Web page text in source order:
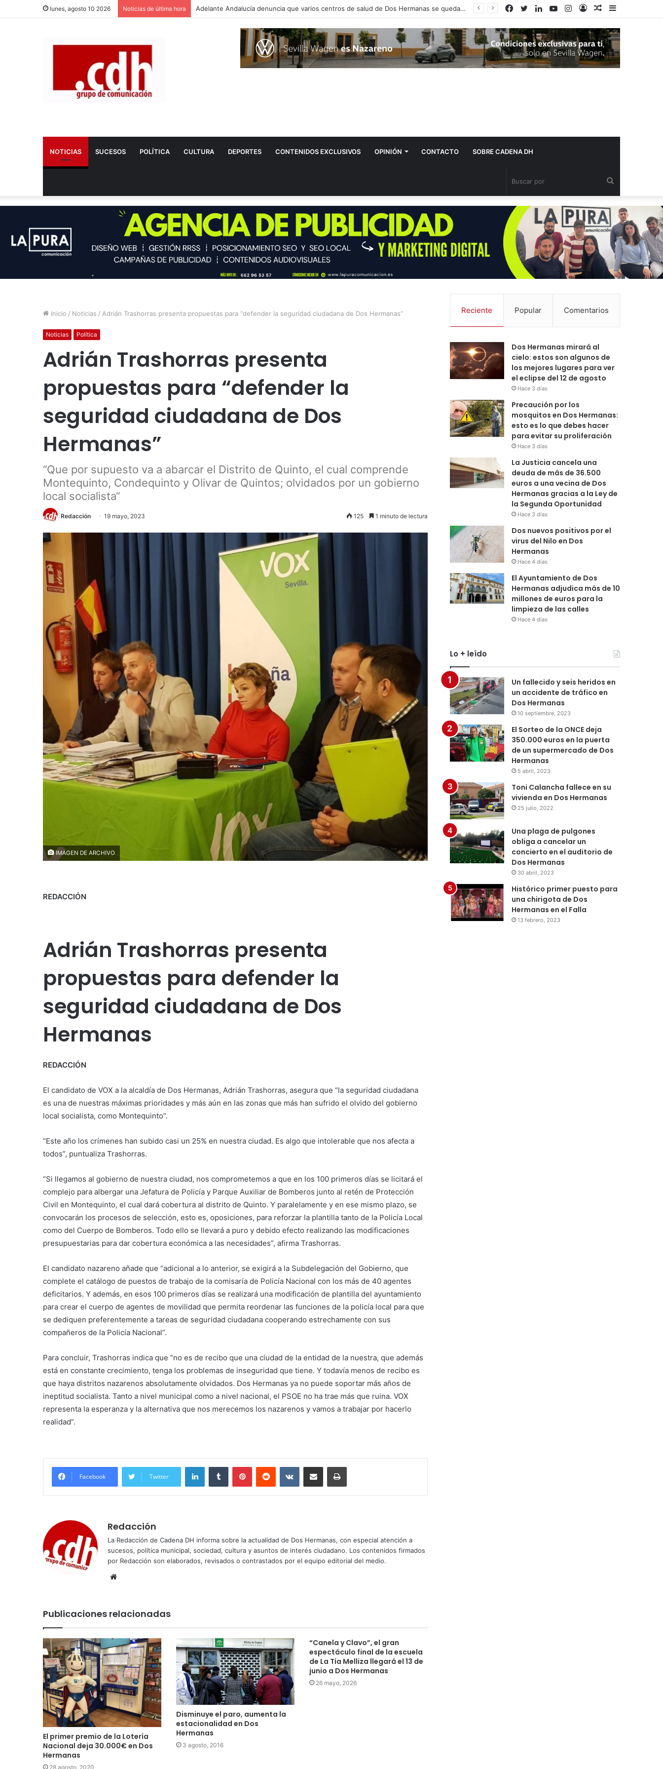
lunes, agosto 10 2026 Noticias de última hora Adelante Andalucía denuncia que varios centros de salud de Dos Hermanas se quedan sin pediatra en pleno mes de agosto
Barra
Publicación
azar
Acceso
Instagram
YouTube
LinkedIn
Twitter
Facebook
NOTICIAS SUCESOS POLÍTICA CULTURA DEPORTES CONTENIDOS EXCLUSIVOS OPINIÓN CONTACTO SOBRE CADENA DH
por
Inicio / Noticias / Adrián Trashorras presenta propuestas para “defender la seguridad ciudadana de Dos Hermanas”
Noticias Política
Adrián Trashorras presenta
propuestas para “defender la
seguridad ciudadana de Dos
Hermanas”
“Que por supuesto va a abarcar el Distrito de Quinto, el cual comprende
Montequinto, Condequinto y Olivar de Quintos; olvidados por un gobierno
local socialista“
Redacción 19 mayo, 2023 125 1 minuto de lectura
IMAGEN DE ARCHIVO
REDACCIÓN
Adrián Trashorras presenta
propuestas para defender la
seguridad ciudadana de Dos
Hermanas
REDACCIÓN
El candidato de VOX a la alcaldía de Dos Hermanas, Adrián Trashorras, asegura que “la seguridad ciudadana
es una de nuestras máximas prioridades y más aún en las zonas que más han sufrido el olvido del gobierno
local socialista, como Montequinto”.
“Este año los crímenes han subido casi un 25% en nuestra ciudad. Es algo que intolerable que nos afecta a
todos”, puntualiza Trashorras.
“Si llegamos al gobierno de nuestra ciudad, nos comprometemos a que en los 100 primeros días se licitará el
complejo para albergar una Jefatura de Policía y Parque Auxiliar de Bomberos junto al retén de Protección
Civil en Montequinto, el cual dará cobertura al distrito de Quinto. Y paralelamente y en ese mismo plazo, se
convocarán los procesos de selección, esto es, oposiciones, para reforzar la plantilla tanto de la Policía Local
como del Cuerpo de Bomberos. Todo ello se llevará a puro y debido efecto realizando las modificaciones
presupuestarias para dar cobertura económica a las necesidades”, afirma Trashorras.
El candidato nazareno añade que “adicional a lo anterior, se exigirá a la Subdelegación del Gobierno, que
complete el catálogo de puestos de trabajo de la comisaría de Policía Nacional con los más de 40 agentes
deficitarios. Y además, en esos 100 primeros días se realizará una modificación de plantilla del ayuntamiento
para crear el cuerpo de agentes de movilidad que permita reordenar las funciones de la policía local para que
se dediquen preferentemente a tareas de seguridad ciudadana cooperando estrechamente con sus
compañeros de la Policía Nacional”.
Para concluir, Trashorras indica que “no es de recibo que una ciudad de la entidad de la nuestra, que además
está en constante crecimiento, tenga los problemas de inseguridad que tiene. Y todavía menos de recibo es
que haya distritos nazarenos absolutamente olvidados. Dos Hermanas ya no puede soportar más años de
ineptitud socialista. Tanto a nivel municipal como a nivel nacional, el PSOE no ha trae más que ruina. VOX
representa la esperanza y la alternativa que nos merecemos los nazarenos y vamos a trabajar por hacerlo
realidad”.
Facebook Twitter
LinkedInTumblr PinterestReddit VKontakteCompartir por correo electrónicoImprimir
Redacción
La Redacción de Cadena DH informa sobre la actualidad de Dos Hermanas, con especial atención a
sucesos, política municipal, sociedad, cultura y asuntos de interés ciudadano. Los contenidos firmados
por Redacción son elaborados, revisados o contrastados por el equipo editorial del medio.
Sitio
Publicaciones relacionadas
El primer premio de la Lotería
Nacional deja 30.000€ en Dos
Hermanas
28 agosto, 2020
Disminuye el paro, aumenta la
estacionalidad en Dos
Hermanas
3 agosto, 2016
“Canela y Clavo”, el gran
espectáculo final de la escuela
de La Tía Melliza llegará el 13 de
junio a Dos Hermanas
26 mayo, 2026
Reciente Popular Comentarios
Dos Hermanas mirará al
cielo: estos son algunos de
los mejores lugares para ver
el eclipse del 12 de agosto
Hace 3 días
Precaución por los
mosquitos en Dos Hermanas:
esto es lo que debes hacer
para evitar su proliferación
Hace 3 días
La Justicia cancela una
deuda de más de 36.500
euros a una vecina de Dos
Hermanas gracias a la Ley de
la Segunda Oportunidad
Hace 3 días
Dos nuevos positivos por el
virus del Nilo en Dos
Hermanas
Hace 4 días
El Ayuntamiento de Dos
Hermanas adjudica más de 10
millones de euros para la
limpieza de las calles
Hace 4 días
Lo + leído
Un fallecido y seis heridos en
un accidente de tráfico en
Dos Hermanas
10 septiembre, 2023
El Sorteo de la ONCE deja
350.000 euros en la puerta
de un supermercado de Dos
Hermanas
5 abril, 2023
Toni Calancha fallece en su
vivienda en Dos Hermanas
25 julio, 2022
Una plaga de pulgones
obliga a cancelar un
concierto en el auditorio de
Dos Hermanas
30 abril, 2023
Histórico primer puesto para
una chirigota de Dos
Hermanas en el Falla
13 febrero, 2023